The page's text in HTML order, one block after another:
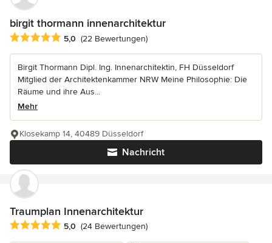
birgit thormann innenarchitektur
Durchschnittliche Bewertung: 5 von 5 Sternen
5,0 (22 Bewertungen)
Birgit Thormann Dipl. Ing. Innenarchitektin, FH Düsseldorf
Mitglied der Architektenkammer NRW Meine Philosophie: Die
Räume und ihre Aus...
Mehr
Nachricht
Klosekamp 14, 40489 Düsseldorf
Traumplan Innenarchitektur
Durchschnittliche Bewertung: 5 von 5 Sternen
5,0 (24 Bewertungen)